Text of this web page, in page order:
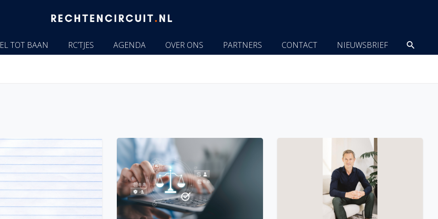
TOT BAAN RC’TJES AGENDA OVER ONS PARTNERS CONTACT NIEUWSBRIEF